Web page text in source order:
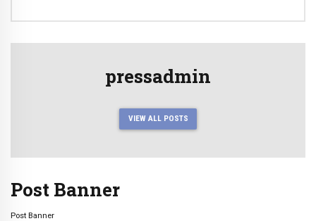
pressadmin
VIEW ALL POSTS
Post Banner
Post Banner